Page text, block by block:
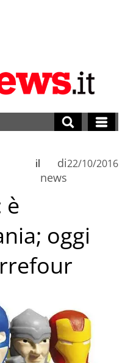
di
news
il 22/10/2016
è
oggi